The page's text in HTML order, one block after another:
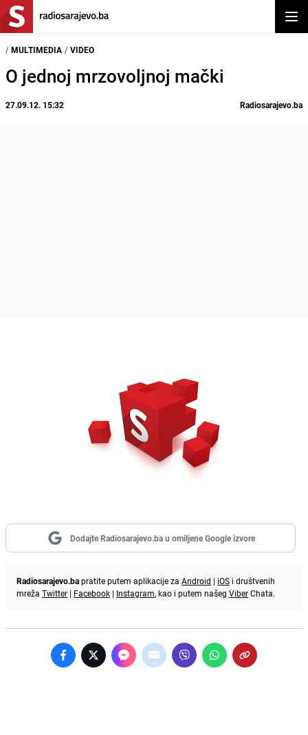
/ MULTIMEDIA / VIDEO
O jednoj mrzovoljnoj mački
27.09.12. 15:32 Radiosarajevo.ba
Dodajte Radiosarajevo.ba u omiljene Google izvore
Radiosarajevo.bapratite putem aplikacije za Android | iOS i društvenih
mreža Twitter | Facebook | Instagram, kao i putem našeg ViberChata.